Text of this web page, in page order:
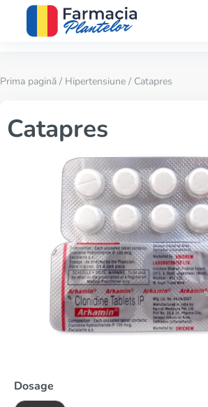
Prima pagină / Hipertensiune / Catapres
Catapres
Dosage